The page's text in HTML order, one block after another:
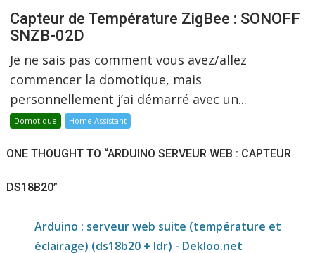
Capteur de Température ZigBee : SONOFF
SNZB-02D
Je ne sais pas comment vous avez/allez
commencer la domotique, mais
personnellement j’ai démarré avec un...
Domotique Home Assistant
ONE THOUGHT TO “ARDUINO SERVEUR WEB : CAPTEUR
DS18B20”
Arduino : serveur web suite (température et
éclairage) (ds18b20 + ldr) - Dekloo.net